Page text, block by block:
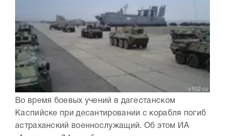
Во время боевых учений в дагестанском
Каспийске при десантировании с корабля погиб
астраханский военнослужащий. Об этом ИА